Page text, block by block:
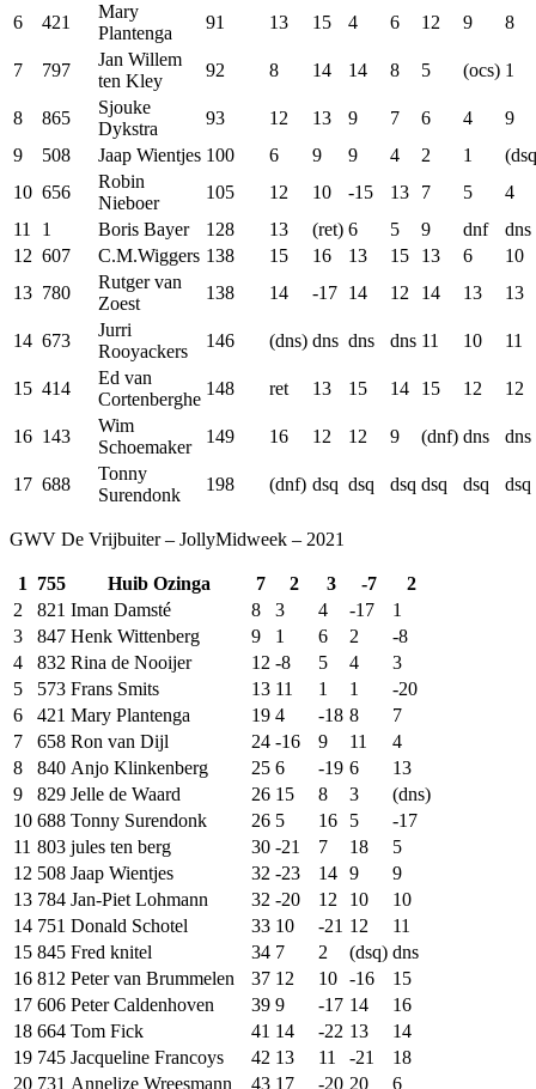
6 421
Mary
Plantenga
91 13 15 4 6 12 9 8
7 797
Jan Willem
ten Kley
92 8 14 14 8 5 (ocs) 1
8 865
Sjouke
Dykstra
93 12 13 9 7 6 4
9
9
508 Jaap Wientjes 100 6 9 9 4 2 1
10 656
Robin
Nieboer
105 12 10 -15 13 7 5
4
11
1 Boris Bayer 128 13 (ret) 6 5 9 dnf
dns
12 607 C.M.Wiggers 138 15 16 13 15 13 6
10
13 780
Rutger van
Zoest
138 14 -17 14 12 14 13 13
14 673
Jurri
Rooyackers
146 (dns) dns dns dns 11 10 11
15 414
Ed van
Cortenberghe
148 ret 13 15 14 15 12 12
16 143
Wim
Schoemaker
149 16 12 12 9 (dnf) dns dns
17 688
Tonny
Surendonk
198 (dnf) dsq dsq dsq dsq dsq dsq
GWV De Vrijbuiter – JollyMidweek – 2021
1 755 Huib Ozinga 7 2 3 -7
2
2
821 Iman Damsté 8 3 4 -17
1
3
847 Henk Wittenberg 9 1 6 2
-8
4
832 Rina de Nooijer 12 -8 5 4
3
5
573 Frans Smits 13 11 1 1
-20
6
421 Mary Plantenga 19 4 -18 8
7
7
658 Ron van Dijl 24 -16 9 11
4
8
840 Anjo Klinkenberg 25 6 -19 6
13
9
829 Jelle de Waard 26 15 8 3
(dns)
10 688 Tonny Surendonk 26 5 16 5
-17
11 803 jules ten berg 30 -21 7 18
5
12 508 Jaap Wientjes 32 -23 14 9
9
13 784 Jan-Piet Lohmann 32 -20 12 10
10
14 751 Donald Schotel 33 10 -21 12
11
15 845 Fred knitel 34 7 2 (dsq) dns
16 812 Peter van Brummelen 37 12 10 -16
15
17 606 Peter Caldenhoven 39 9 -17 14
16
18 664 Tom Fick 41 14 -22 13
14
19 745 Jacqueline Francoys 42 13 11 -21
18
20 731 Annelize Wreesmann 43 17 -20 20
6